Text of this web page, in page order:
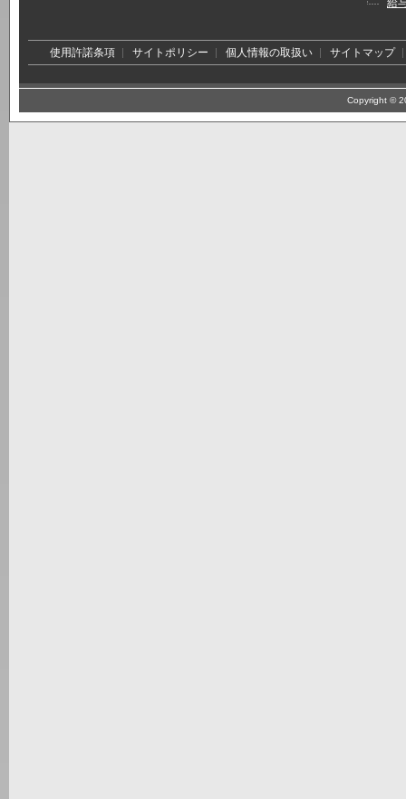
給
使用許諾条項 サイトポリシー 個人情報の取扱い サイトマップ
Copyright ©